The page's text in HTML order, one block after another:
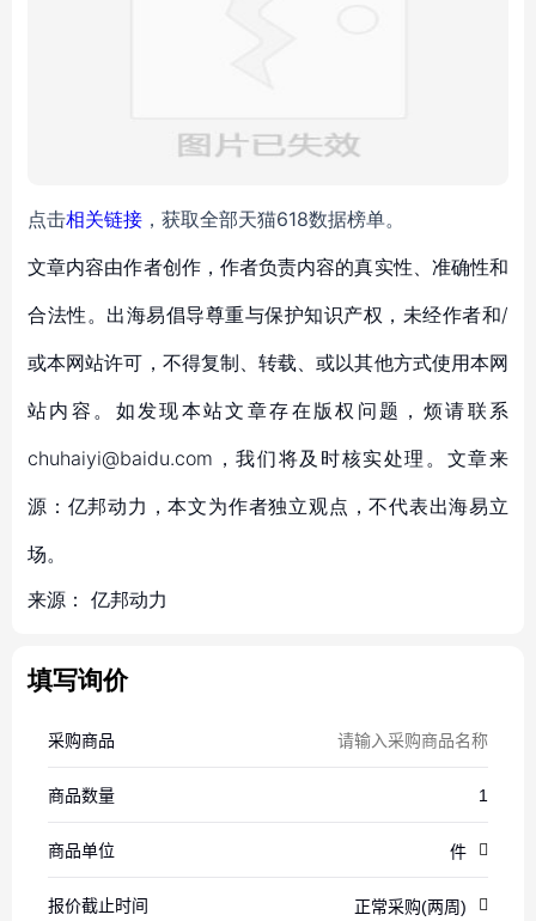
点击相关链接 ，获取全部天猫618数据榜单。
文章内容由作者创作，作者负责内容的真实性、准确性和
合法性。出海易倡导尊重与保护知识产权，未经作者和/
或本网站许可，不得复制、转载、或以其他方式使用本网
站内容。如发现本站文章存在版权问题，烦请联系
chuhaiyi@baidu.com，我们将及时核实处理。文章来
源：亿邦动力，本文为作者独立观点，不代表出海易立
场。
来源： 亿邦动力
填写询价